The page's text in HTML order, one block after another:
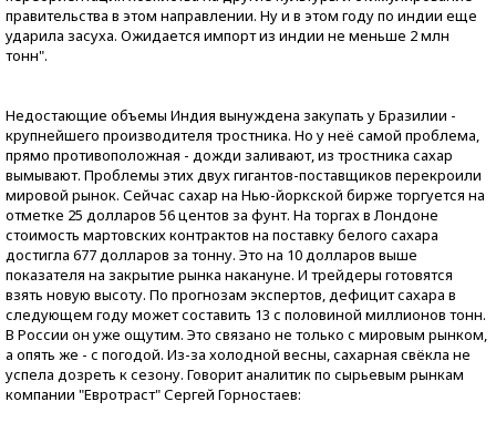
правительства в этом направлении. Ну и в этом году по индии еще
ударила засуха. Ожидается импорт из индии не меньше 2 млн
тонн".
Недостающие объемы Индия вынуждена закупать у Бразилии -
крупнейшего производителя тростника. Но у неё самой проблема,
прямо противоположная - дожди заливают, из тростника сахар
вымывают. Проблемы этих двух гигантов-поставщиков перекроили
мировой рынок. Сейчас сахар на Нью-йоркской бирже торгуется на
отметке 25 долларов 56 центов за фунт. На торгах в Лондоне
стоимость мартовских контрактов на поставку белого сахара
достигла 677 долларов за тонну. Это на 10 долларов выше
показателя на закрытие рынка накануне. И трейдеры готовятся
взять новую высоту. По прогнозам экспертов, дефицит сахара в
следующем году может составить 13 с половиной миллионов тонн.
В России он уже ощутим. Это связано не только с мировым рынком,
а опять же - с погодой. Из-за холодной весны, сахарная свёкла не
успела дозреть к сезону. Говорит аналитик по сырьевым рынкам
компании "Евротраст" Сергей Горностаев: